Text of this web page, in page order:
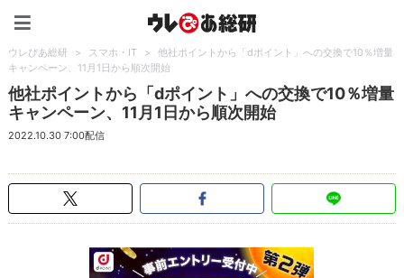
ウレぴあ総研 > スマホ・IT >
他社ポイントから「dポイント」への交換で10％増量
キャンペーン、11月1日から順次開始
他社ポイントから「dポイント」への交換で10％増量
キャンペーン、11月1日から順次開始
2022.10.30 7:00配信